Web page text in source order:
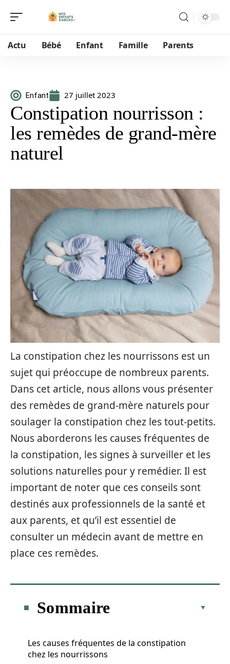
Actu Bébé Enfant Famille Parents
Enfant 27 juillet 2023
Constipation nourrisson :
les remèdes de grand-mère
naturel
La constipation chez les nourrissons est un
sujet qui préoccupe de nombreux parents.
Dans cet article, nous allons vous présenter
des remèdes de grand-mère naturels pour
soulager la constipation chez les tout-petits.
Nous aborderons les causes fréquentes de
la constipation, les signes à surveiller et les
solutions naturelles pour y remédier. Il est
important de noter que ces conseils sont
destinés aux professionnels de la santé et
aux parents, et qu’il est essentiel de
consulter un médecin avant de mettre en
place ces remèdes.
Sommaire
Les causes fréquentes de la constipation
chez les nourrissons